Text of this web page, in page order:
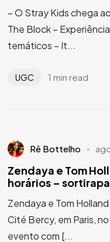
– O Stray Kids chega
The Block –
temáticos – It...
UGC 1 min read
Rê Bottelho
Zendaya e Tom
horários –
Zendaya e Tom
Cité Bercy, em Paris,
evento com [...